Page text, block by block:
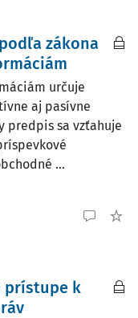
zákona
určuje
aj pasívne
predpis sa vzťahuje
...
prístupe k